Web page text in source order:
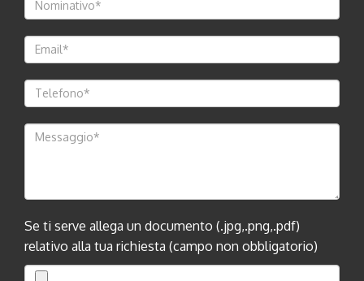
Se ti serve allega un documento (.jpg,.png,.pdf)
relativo alla tua richiesta (campo non obbligatorio)